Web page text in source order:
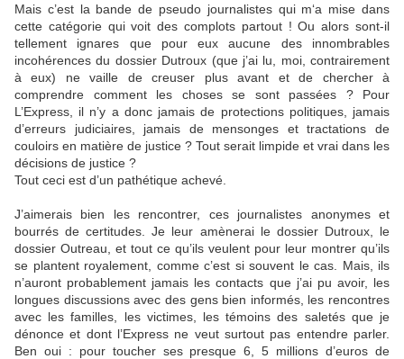
Mais c’est la bande de pseudo journalistes qui m‘a mise dans
cette catégorie qui voit des complots partout ! Ou alors sont-il
tellement ignares que pour eux aucune des innombrables
incohérences du dossier Dutroux (que j’ai lu, moi, contrairement
à eux) ne vaille de creuser plus avant et de chercher à
comprendre comment les choses se sont passées ? Pour
L’Express, il n’y a donc jamais de protections politiques, jamais
d’erreurs judiciaires, jamais de mensonges et tractations de
couloirs en matière de justice ? Tout serait limpide et vrai dans les
décisions de justice ?
Tout ceci est d’un pathétique achevé.
J’aimerais bien les rencontrer, ces journalistes anonymes et
bourrés de certitudes. Je leur amènerai le dossier Dutroux, le
dossier Outreau, et tout ce qu’ils veulent pour leur montrer qu’ils
se plantent royalement, comme c’est si souvent le cas. Mais, ils
n’auront probablement jamais les contacts que j’ai pu avoir, les
longues discussions avec des gens bien informés, les rencontres
avec les familles, les victimes, les témoins des saletés que je
dénonce et dont l’Express ne veut surtout pas entendre parler.
Ben oui : pour toucher ses presque 6, 5 millions d’euros de